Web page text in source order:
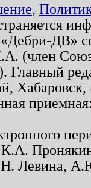
,
«Дебри-ДВ»
(член
Главный
К.А.
Левина,